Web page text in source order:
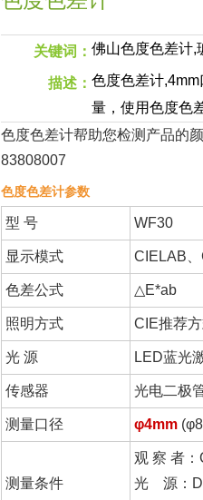
关键词： 佛山色度色差计,
描述： 色度色差计
量，使用色度色
色度色差计帮助您检测产品的
83808007
色度色差计参数
型 号 WF30
显示模式 CIELAB
色差公式 △E*ab
照明方式 CIE推荐
光 源 LED蓝光
传感器 光电二极
测量口径 φ4mm
测量条件
观 察 者：
光 源：